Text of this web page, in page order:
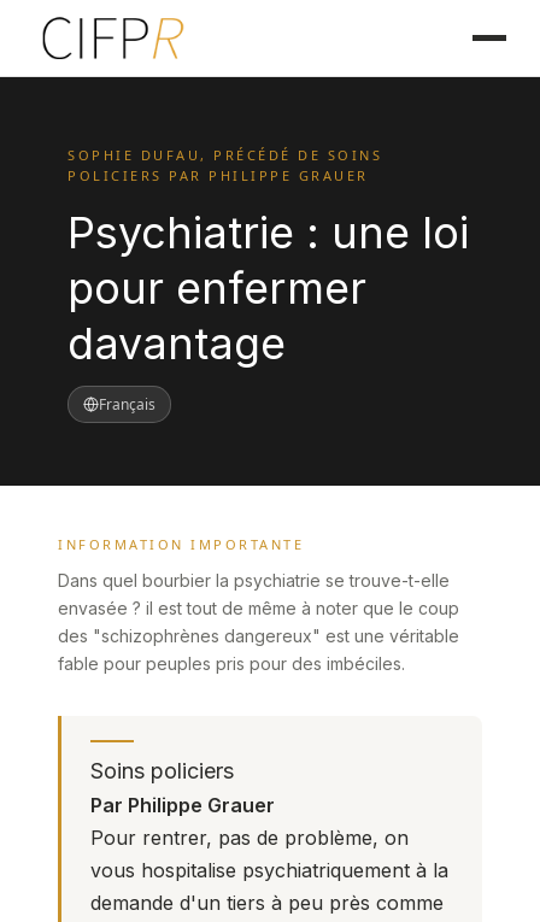
SOPHIE DUFAU, PRÉCÉDÉ DE SOINS
POLICIERS PAR PHILIPPE GRAUER
Psychiatrie : une loi
pour enfermer
davantage
Français
INFORMATION IMPORTANTE
Dans quel bourbier la psychiatrie se trouve-t-elle
envasée ? il est tout de même à noter que le coup
des "schizophrènes dangereux" est une véritable
fable pour peuples pris pour des imbéciles.
Soins policiers
Par Philippe Grauer
Pour rentrer, pas de problème, on
vous hospitalise psychiatriquement à la
demande d'un tiers à peu près comme